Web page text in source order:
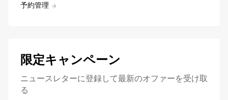
予約管理
限定キャンペーン
ニュースレターに登録して最新のオファーを受け取
る